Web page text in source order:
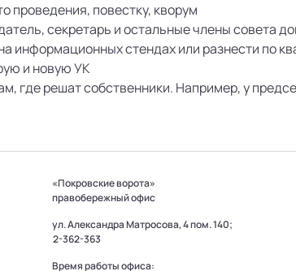
проведения, повестку, кворум
секретарь и остальные члены совета
информационных стендах или разнести по
и новую УК
где решат собственники. Например, у
«Покровские ворота»
правобережный офис
ул. Александра Матросова, 4 пом. 140;
2-362-363
Время работы офиса: